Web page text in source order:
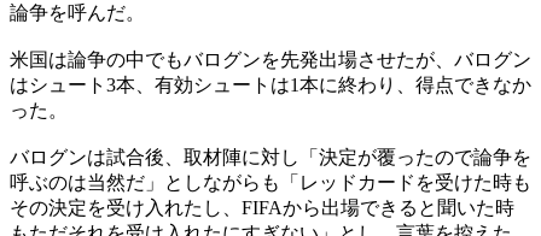
論争を呼んだ。
米国は論争の中でもバログンを先発出場させたが、バログン
はシュート3本、有効シュートは1本に終わり、得点できなか
った。
バログンは試合後、取材陣に対し「決定が覆ったので論争を
呼ぶのは当然だ」としながらも「レッドカードを受けた時も
その決定を受け入れたし、FIFAから出場できると聞いた時